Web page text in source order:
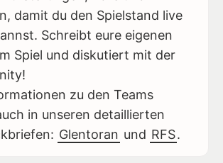
damit du den Spielstand live
Schreibt eure eigenen
Spiel und diskutiert mit der
zu den Teams
in unseren detaillierten
Glentoran und RFS.